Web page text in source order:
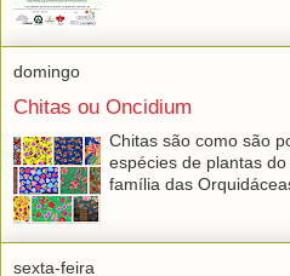
domingo
Chitas ou Oncidium
Chitas são como são
espécies de plantas
família das
sexta-feira